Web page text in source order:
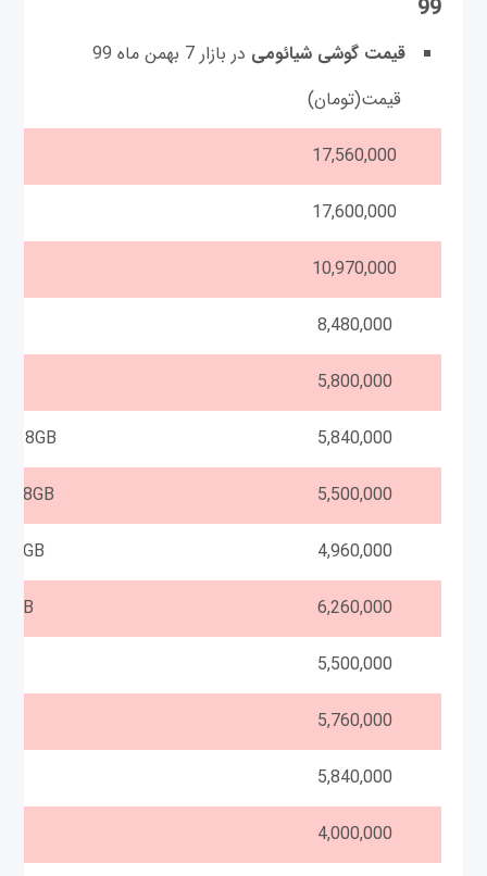
99
قیمت گوشی شیائومی در بازار 7 بهمن ماه 99
قیمت(تومان)
17,560,000
17,600,000
10,970,000
8,480,000
5,800,000
5,840,000
5,500,000
4,960,000
6,260,000
5,500,000
5,760,000
5,840,000
4,000,000